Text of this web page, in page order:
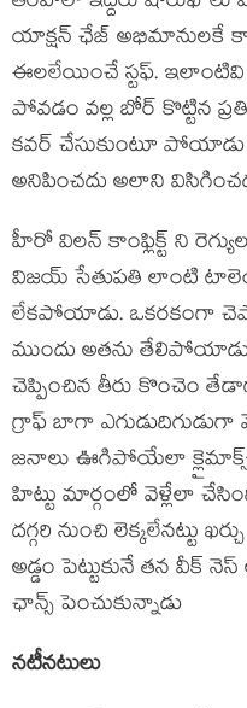
యాక్షన్ ఛేజ్ అభిమానులకే
ఈలలేయించే స్టఫ్. ఇలాంటివి
పోవడం వల్ల బోర్ కొట్టిన
కవర్ చేసుకుంటూ పోయాడు
అనిపించదు అలాని
హీరో విలన్ కాంఫ్లిక్ట్ ని
విజయ్ సేతుపతి లాంటి
లేకపోయాడు. ఒకరకంగా
ముందు అతను
చెప్పించిన తీరు కొంచెం
గ్రాఫ్ బాగా ఎగుడుదిగుడుగా
జనాలు ఊగిపోయేలా క్లైమాక్స్
హిట్టు మార్గంలో వెళ్లేలా
దగ్గరి నుంచి లెక్కలేనట్టు
అడ్డం పెట్టుకునే తన వీక్
ఛాన్స్ పెంచుకున్నాడు
నటీనటులు